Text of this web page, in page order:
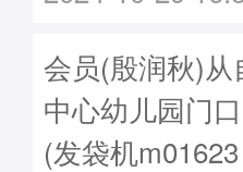
会员(殷润秋)从
中心幼儿园门
(发袋机